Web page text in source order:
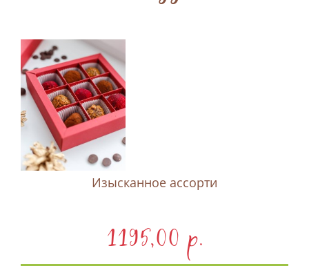
Изысканное ассорти
1195,00 p.